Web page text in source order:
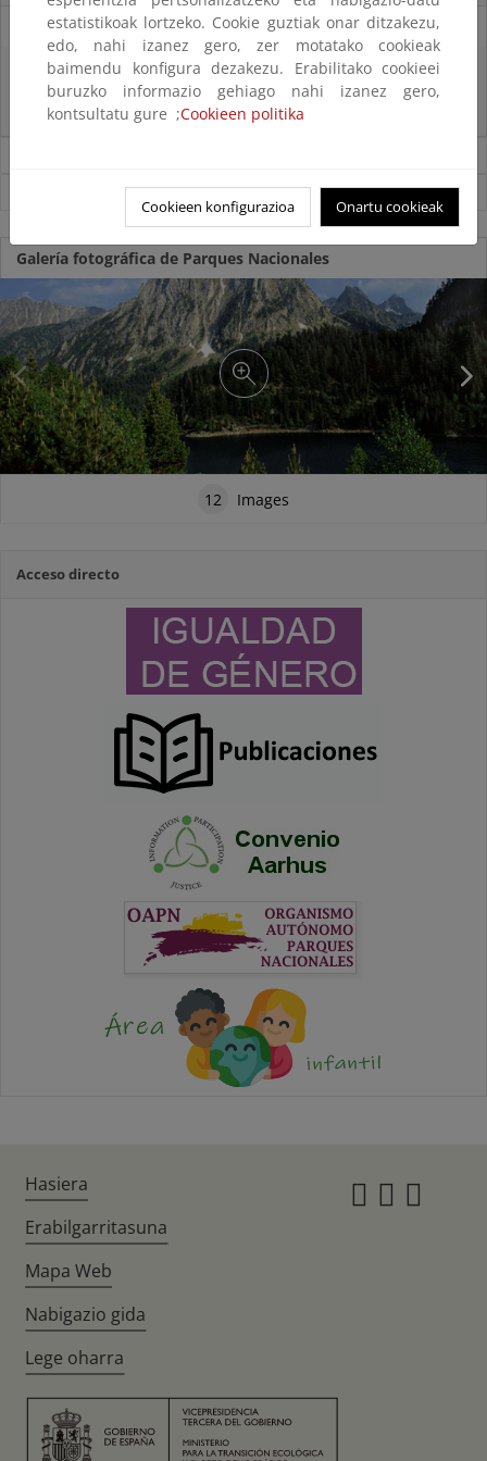
28/07/2026
El Gobierno acelera la electrificación de la economía incrementando la
inversión en redes eléctricas y el control sobre el destino de las
inversiones
Ver todas las noticias
Galería fotográfica de Parques Nacionales
12 Images
Acceso directo
estatistikoak lortzeko. Cookie guztiak onar ditzakezu,
edo, nahi izanez gero, zer motatako cookieak
baimendu konfigura dezakezu. Erabilitako cookieei
buruzko informazio gehiago nahi izanez gero,
kontsultatu gure ;Cookieen politika
Cookieen konfigurazioa Onartu cookieak
Hasiera
Erabilgarritasuna
Mapa Web
Nabigazio gida
Lege oharra